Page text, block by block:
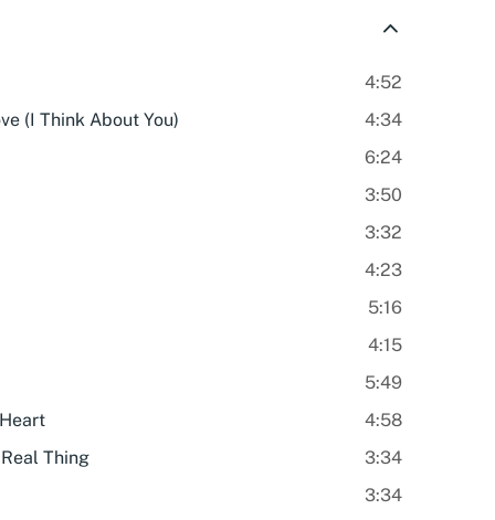
4:52
(I Think About You)
4:34
6:24
3:50
3:32
4:23
5:16
4:15
5:49
4:58
Thing
3:34
3:34